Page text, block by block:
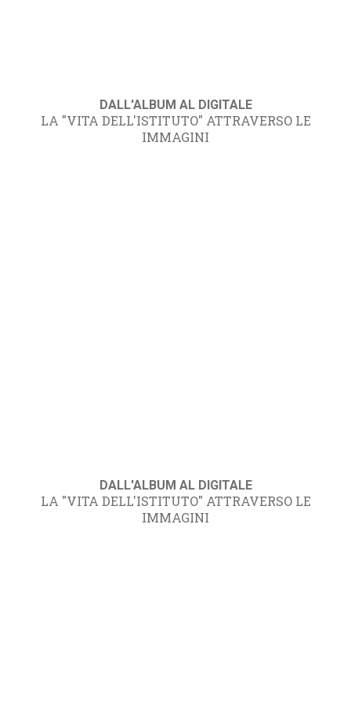
DALL'ALBUM AL DIGITALE
LA "VITA DELL'ISTITUTO" ATTRAVERSO LE
IMMAGINI
DALL'ALBUM AL DIGITALE
LA "VITA DELL'ISTITUTO" ATTRAVERSO LE
IMMAGINI